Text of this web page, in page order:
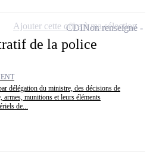
de la police
délégation du ministre, des décisions de
armes, munitions et leurs éléments
de...
CDINon renseigné
Ajouter cette offre à ma sélection